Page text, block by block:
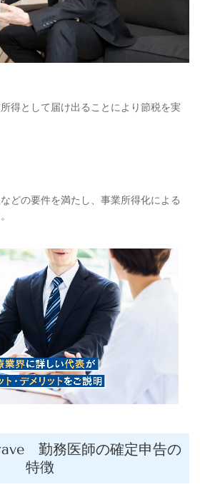
得として届け出ることにより節税を実
どの要件を満たし、事業所得化による
勤務医師の確定申告の
特徴